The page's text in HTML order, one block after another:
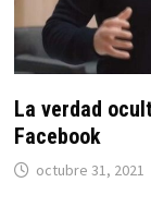
La verdad
Facebook
octubre 31, 2021